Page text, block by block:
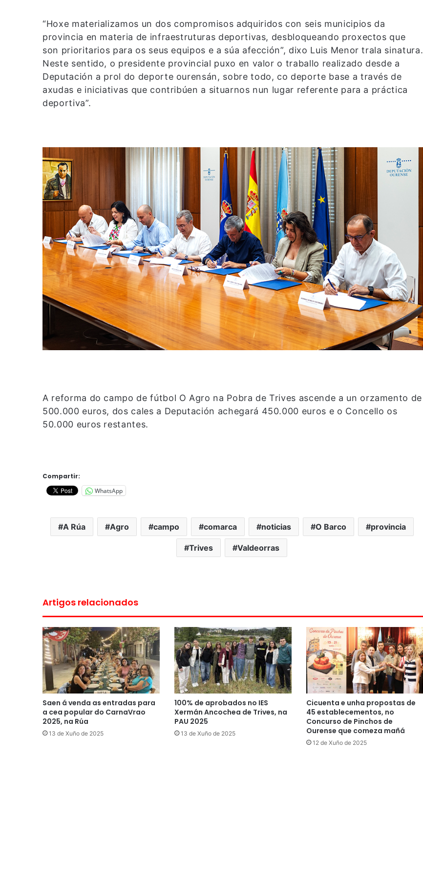
“Hoxe materializamos un dos compromisos adquiridos con seis municipios da
provincia en materia de infraestruturas deportivas, desbloqueando proxectos que
son prioritarios para os seus equipos e a súa afección”, dixo Luis Menor trala sinatura.
Neste sentido, o presidente provincial puxo en valor o traballo realizado desde a
Deputación a prol do deporte ourensán, sobre todo, co deporte base a través de
axudas e iniciativas que contribúen a situarnos nun lugar referente para a práctica
deportiva”.
A reforma do campo de fútbol O Agro na Pobra de Trives ascende a un orzamento de
500.000 euros, dos cales a Deputación achegará 450.000 euros e o Concello os
50.000 euros restantes.
Compartir:
WhatsApp
A Rúa Agro campo comarca noticias O Barco provincia
Trives Valdeorras
Artigos relacionados
Saen á venda as entradas para
a cea popular do CarnaVrao
2025, na Rúa
13 de Xuño de 2025
100% de aprobados no IES
Xermán Ancochea de Trives, na
PAU 2025
13 de Xuño de 2025
Cicuenta e unha propostas de
45 establecementos, no
Concurso de Pinchos de
Ourense que comeza mañá
12 de Xuño de 2025